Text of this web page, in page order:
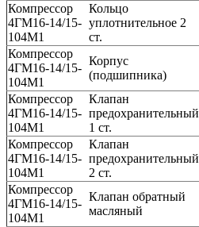
Компрессор
4ГМ16-14/15-
104М1
Кольцо
уплотнительное 2
ст.
Компрессор
4ГМ16-14/15-
104М1
Корпус
(подшипника)
Компрессор
4ГМ16-14/15-
104М1
Клапан
предохранительный
1 ст.
Компрессор
4ГМ16-14/15-
104М1
Клапан
предохранительный
2 ст.
Компрессор
4ГМ16-14/15-
104М1
Клапан обратный
масляный